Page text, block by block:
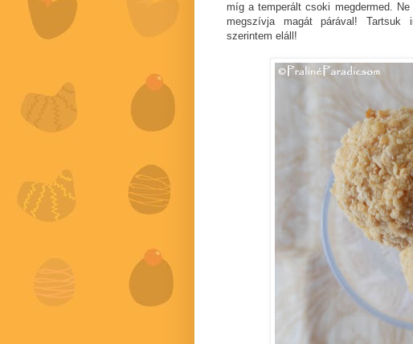
míg a temperált csoki megdermed.
megszívja magát párával! Tartsuk
szerintem eláll!